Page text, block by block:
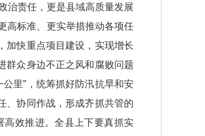
治责任，更是县域高质量发展
高标准、更实举措推动各项任
加快重点项目建设，实现增长
群众身边不正之风和腐败问题
里”，统筹抓好防汛抗旱和安
、协同作战，形成齐抓共管的
高效推进。全县上下要真抓实